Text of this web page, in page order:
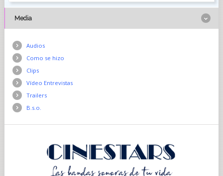
Media
Audios
Como se hizo
Clips
Vídeo Entrevistas
Trailers
B.s.o.